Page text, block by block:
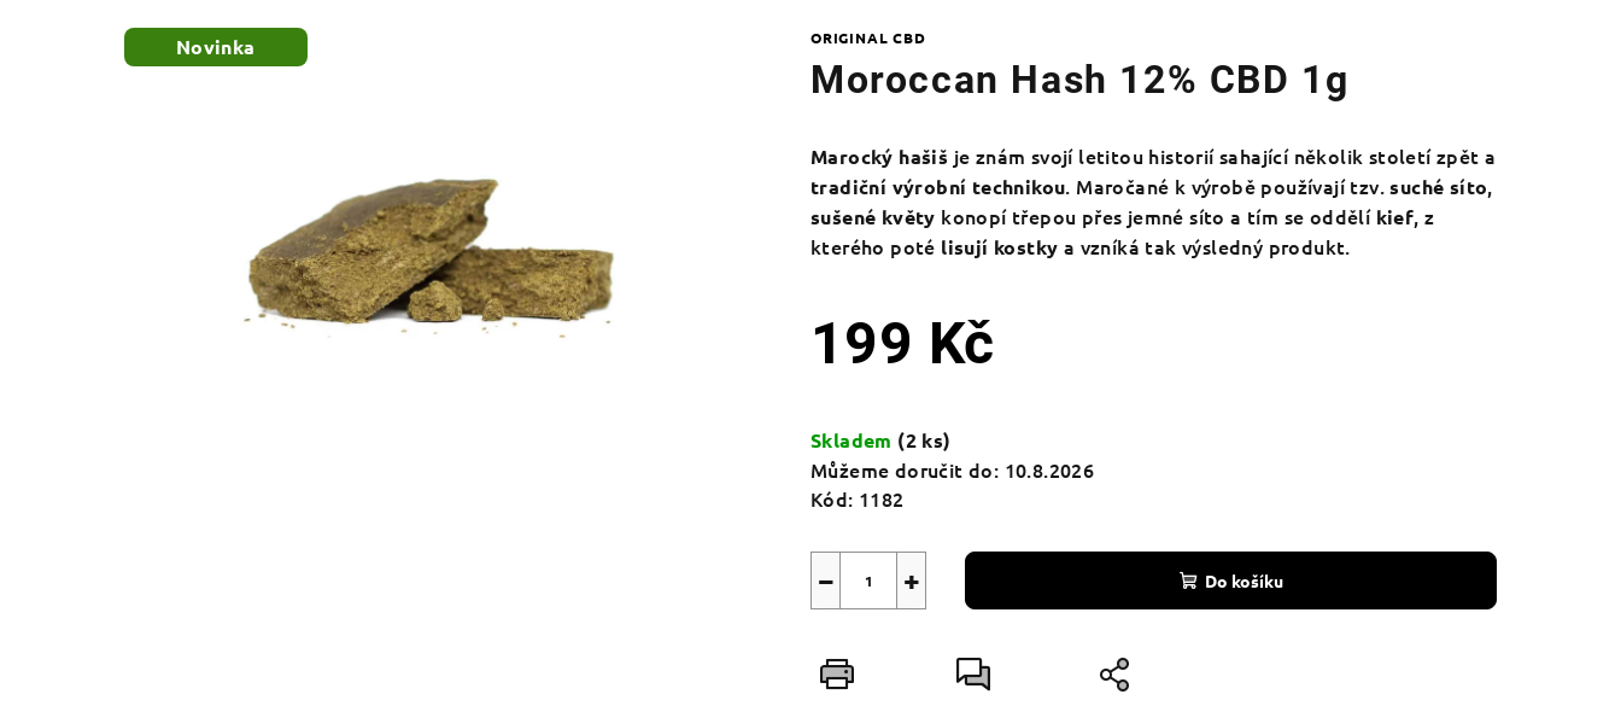
ORIGINAL CBD
Moroccan Hash 12% CBD 1g
Marocký hašiš je znám svojí letitou historií sahající několik století zpět a
tradiční výrobní technikou. Maročané k výrobě používají tzv.suché síto,
sušené květy konopí třepou přes jemné síto a tím se oddělí kief, z
kterého poté lisují kostky a vzníká tak výsledný produkt.
199 Kč
cena:
Skladem (2 ks)
Můžeme doručit do: 10.8.2026
Kód: 1182
+
− Do košíku
Novinka